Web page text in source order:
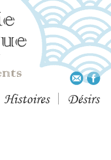
Histoires Désirs